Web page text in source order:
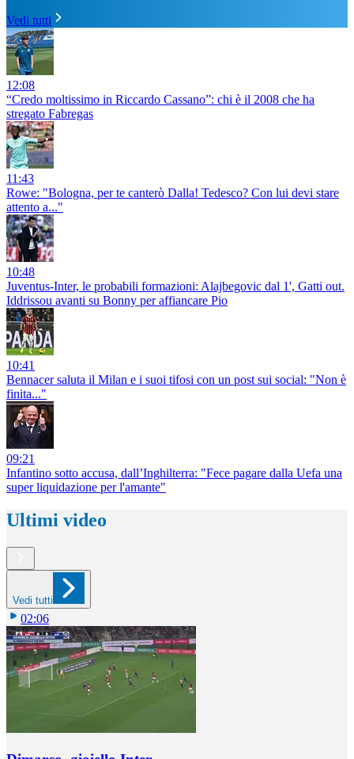
Vedi tutti
12:08
“Credo moltissimo in Riccardo Cassano”: chi è il 2008 che ha
stregato Fabregas
11:43
Rowe: "Bologna, per te canterò Dalla! Tedesco? Con lui devi stare
attento a..."
10:48
Juventus-Inter, le probabili formazioni: Alajbegovic dal 1', Gatti out.
Iddrissou avanti su Bonny per affiancare Pio
10:41
Bennacer saluta il Milan e i suoi tifosi con un post sui social: "Non è
finita..."
09:21
Infantino sotto accusa, dall’Inghilterra: "Fece pagare dalla Uefa una
super liquidazione per l'amante"
Ultimi video
Vedi tutti
02:06